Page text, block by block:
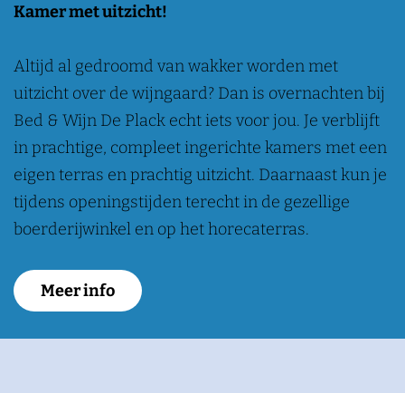
Kamer met uitzicht!
Altijd al gedroomd van wakker worden met
uitzicht over de wijngaard? Dan is overnachten bij
Bed & Wijn De Plack echt iets voor jou. Je verblijft
in prachtige, compleet ingerichte kamers met een
eigen terras en prachtig uitzicht. Daarnaast kun je
tijdens openingstijden terecht in de gezellige
boerderijwinkel en op het horecaterras.
Meer info